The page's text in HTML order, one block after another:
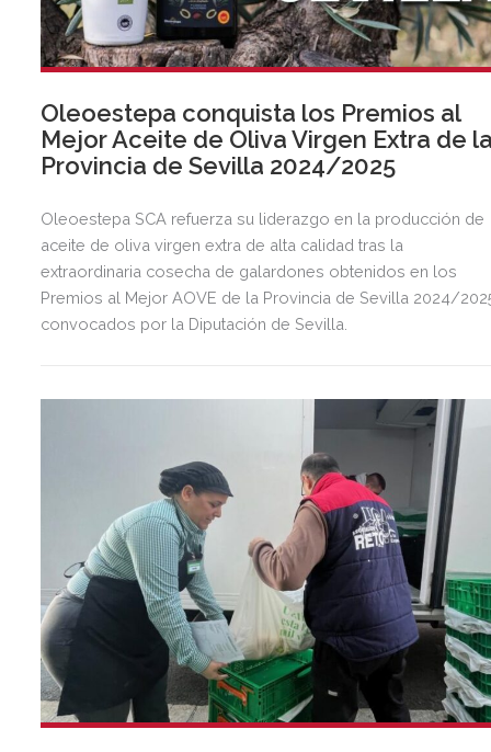
Oleoestepa conquista los Premios al
Mejor Aceite de Oliva Virgen Extra de
Provincia de Sevilla 2024/2025
Oleoestepa SCA refuerza su liderazgo en la producción de
aceite de oliva virgen extra de alta calidad tras la
extraordinaria cosecha de galardones obtenidos en los
Premios al Mejor AOVE de la Provincia de Sevilla 2024/
convocados por la Diputación de Sevilla.